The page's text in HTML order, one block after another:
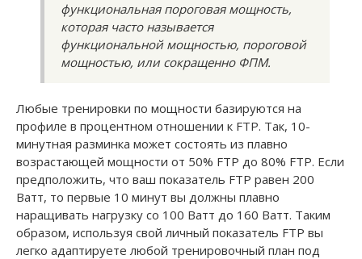
функциональная пороговая мощность,
которая часто называется
функциональной мощностью, пороговой
мощностью, или сокращенно ФПМ.
Любые тренировки по мощности базируются на
профиле в процентном отношении к FTP. Так, 10-
минутная разминка может состоять из плавно
возрастающей мощности от 50% FTP до 80% FTP. Если
предположить, что ваш показатель FTP равен 200
Ватт, то первые 10 минут вы должны плавно
наращивать нагрузку со 100 Ватт до 160 Ватт. Таким
образом, используя свой личный показатель FTP вы
легко адаптируете любой тренировочный план под